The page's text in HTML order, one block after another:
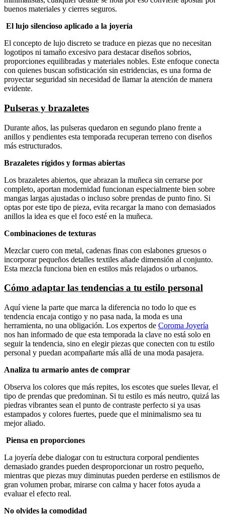
buenos materiales y cierres seguros.
El lujo silencioso aplicado a la joyería
El concepto de lujo discreto se traduce en piezas que no necesitan
logotipos ni tamaño excesivo para destacar diseños sobrios,
proporciones equilibradas y materiales nobles. Este enfoque conecta
con quienes buscan sofisticación sin estridencias, es una forma de
proyectar seguridad sin necesidad de llamar la atención de manera
evidente.
Pulseras y brazaletes
Durante años, las pulseras quedaron en segundo plano frente a
anillos y pendientes esta temporada recuperan terreno con diseños
más estructurados.
Brazaletes rígidos y formas abiertas
Los brazaletes abiertos, que abrazan la muñeca sin cerrarse por
completo, aportan modernidad funcionan especialmente bien sobre
mangas largas ajustadas o incluso sobre prendas de punto fino. Si
optas por este tipo de pieza, evita recargar la mano con demasiados
anillos la idea es que el foco esté en la muñeca.
Combinaciones de texturas
Mezclar cuero con metal, cadenas finas con eslabones gruesos o
incorporar pequeños detalles textiles añade dimensión al conjunto.
Esta mezcla funciona bien en estilos más relajados o urbanos.
Cómo adaptar las tendencias a tu estilo personal
Aquí viene la parte que marca la diferencia no todo lo que es
tendencia encaja contigo y no pasa nada, la moda es una
herramienta, no una obligación. Los expertos de Coroma Joyería
nos han informado de que esta temporada la clave no está solo en
seguir la tendencia, sino en elegir piezas que conecten con tu estilo
personal y puedan acompañarte más allá de una moda pasajera.
Analiza tu armario antes de comprar
Observa los colores que más repites, los escotes que sueles llevar, el
tipo de prendas que predominan. Si tu estilo es más neutro, quizá las
piedras vibrantes sean el punto de contraste perfecto si ya usas
estampados y colores fuertes, puede que el minimalismo sea tu
mejor aliado.
Piensa en proporciones
La joyería debe dialogar con tu estructura corporal pendientes
demasiado grandes pueden desproporcionar un rostro pequeño,
mientras que piezas muy diminutas pueden perderse en estilismos de
gran volumen probar, mirarse con calma y hacer fotos ayuda a
evaluar el efecto real.
No olvides la comodidad